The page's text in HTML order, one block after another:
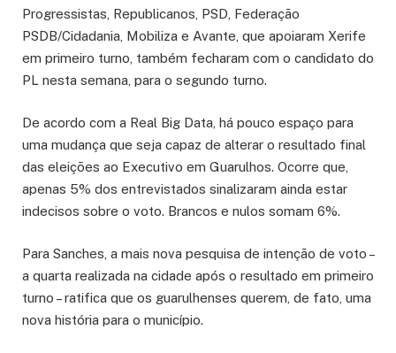
Progressistas, Republicanos, PSD, Federação
PSDB/Cidadania, Mobiliza e Avante, que apoiaram Xerife
em primeiro turno, também fecharam com o candidato do
PL nesta semana, para o segundo turno.
De acordo com a Real Big Data, há pouco espaço para
uma mudança que seja capaz de alterar o resultado final
das eleições ao Executivo em Guarulhos. Ocorre que,
apenas 5% dos entrevistados sinalizaram ainda estar
indecisos sobre o voto. Brancos e nulos somam 6%.
Para Sanches, a mais nova pesquisa de intenção de voto –
a quarta realizada na cidade após o resultado em primeiro
turno – ratifica que os guarulhenses querem, de fato, uma
nova história para o município.